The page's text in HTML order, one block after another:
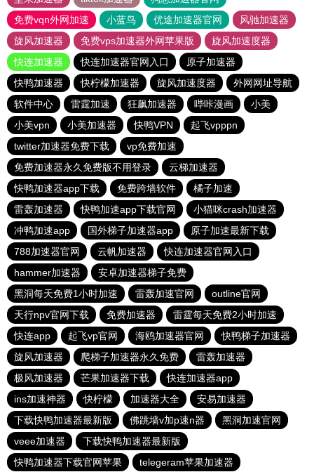
免费vqn外网加速
小蓝鸟 优途加速器官网
风驰加速器
旋风加速器
免费vps加速器外网苹果版
旋风加速度器
快连加速器
快连加速器官网入口
原子加速器
快鸭加速器
快柠檬加速器 旋风加速度器
外网网址导航
软件中心
雷霆加速 狂飙加速器 哔咔漫画
小美
小美vpn
小美加速器 快鸭VPN
起飞vpppn
twitter加速器免费下载
vp免费加速
免费加速器永久免费版不用登录
云梯加速器
快鸭加速器app下载
免费跨墙软件
橘子加速
雷轰加速器
快鸭加速app下载官网
小猫咪crash加速器
冲鸭加速app
国外梯子加速器app
原子加速最新下载
788加速器官网
云帆加速器
快连加速器官网入口
hammer加速器
安卓加速器梯子免费
黑洞每天免费1小时加速
雷轰加速官网
outline官网
天行npv官网下载
免费加速器
雷霆每天免费2小时加速
快连app
起飞vp官网 海鸥加速器官网
快鸭梯子加速器
旋风加速器
爬梯子加速器永久免费
雷轰加速器
极风加速器
芒果加速器下载
快连加速器app
ins加速神器
快柠檬 加速器大全
安易加速器
下载快鸭加速器最新版
佛跳墙v加p速n器
黑洞加速官网
veee加速器
下载快鸭加速器最新版
快鸭加速器下载官网苹果
telegeram苹果加速器